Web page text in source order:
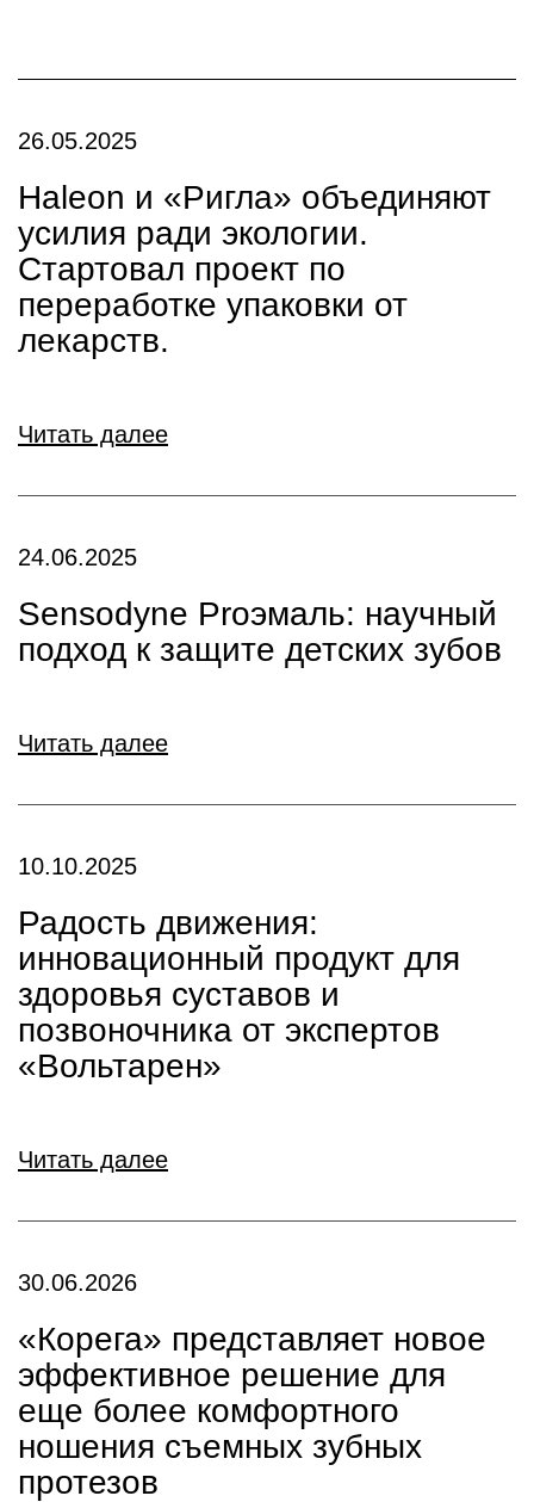
26.05.2025
Haleon и «Ригла» объединяют
усилия ради экологии.
Стартовал проект по
переработке упаковки от
лекарств.
Читать далее
24.06.2025
Sensodyne Proэмаль: научный
подход к защите детских зубов
Читать далее
10.10.2025
Радость движения:
инновационный продукт для
здоровья суставов и
позвоночника от экспертов
«Вольтарен»
Читать далее
30.06.2026
«Корега» представляет новое
эффективное решение для
еще более комфортного
ношения съемных зубных
протезов